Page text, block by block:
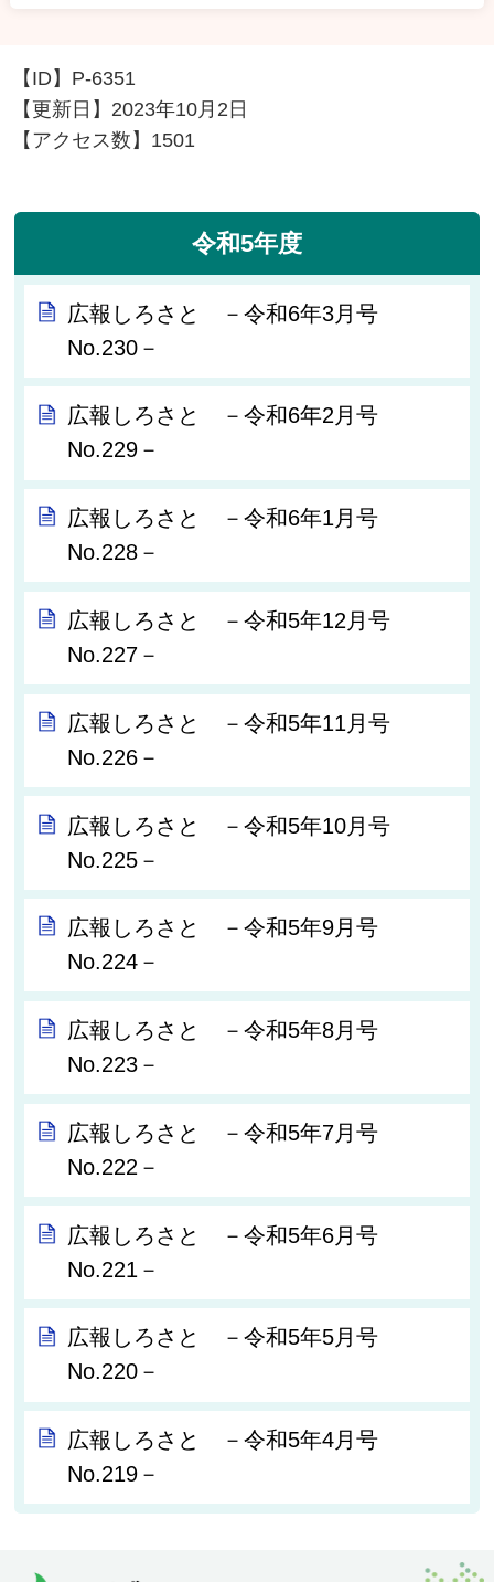
【ID】 P-6351
【更新日】 2023年10月2日
【アクセス数】 1501
令和5年度
広報しろさと －令和6年3月号
No.230－
広報しろさと －令和6年2月号
No.229－
広報しろさと －令和6年1月号
No.228－
広報しろさと －令和5年12月号
No.227－
広報しろさと －令和5年11月号
No.226－
広報しろさと －令和5年10月号
No.225－
広報しろさと －令和5年9月号
No.224－
広報しろさと －令和5年8月号
No.223－
広報しろさと －令和5年7月号
No.222－
広報しろさと －令和5年6月号
No.221－
広報しろさと －令和5年5月号
No.220－
広報しろさと －令和5年4月号
No.219－